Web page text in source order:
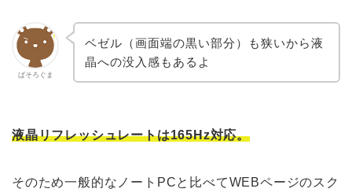
ぱそろぐま
ベゼル（画面端の黒い部分）も狭いから液
晶への没入感もあるよ
液晶リフレッシュレートは165Hz対応。
そのため一般的なノートPCと比べてWEBページのスク